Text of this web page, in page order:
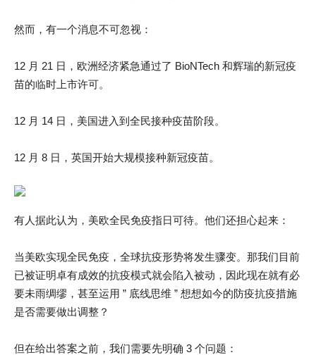
然而，有一个消息不可忽视：
12 月 21 日，欧洲经济紧急通过了 BioNTech 和辉瑞的新冠疫
苗的临时上市许可。
12 月 14 日，美国进入到全民接种疫苗阶段。
12 月 8 日，英国开始大规模接种新冠疫苗。
有人据此认为，美欧全民免疫指日可待。他们还担心起来：
当美欧实现全民免疫，全球抗疫形势将发生骤变。那我们目前
已被证明卓有成效的抗疫模式就会陷入被动，因此现在就有必
要未雨绸缪，甚至运用 ” 底线思维 ” 想想如今的防疫抗疫措施
是否需要做出调整？
但在给出答案之前，我们需要先明确 3 个问题：